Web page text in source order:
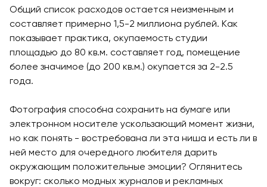
Общий список расходов остается неизменным и
составляет примерно 1,5-2 миллиона рублей. Как
показывает практика, окупаемость студии
площадью до 80 кв.м. составляет год, помещение
более значимое (до 200 кв.м.) окупается за 2-2.5
года.
Фотография способна сохранить на бумаге или
электронном носителе ускользающий момент жизни,
но как понять - востребована ли эта ниша и есть ли в
ней место для очередного любителя дарить
окружающим положительные эмоции? Оглянитесь
вокруг: сколько модных журналов и рекламных